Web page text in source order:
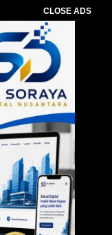
CLOSE ADS